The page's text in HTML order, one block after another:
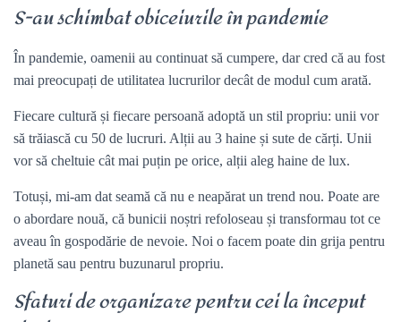
S-au schimbat obiceiurile în pandemie
În pandemie, oamenii au continuat să cumpere, dar cred că au fost
mai preocupați de utilitatea lucrurilor decât de modul cum arată.
Fiecare cultură și fiecare persoană adoptă un stil propriu: unii vor
să trăiască cu 50 de lucruri. Alții au 3 haine și sute de cărți. Unii
vor să cheltuie cât mai puțin pe orice, alții aleg haine de lux.
Totuși, mi-am dat seamă că nu e neapărat un trend nou. Poate are
o abordare nouă, că bunicii noștri refoloseau și transformau tot ce
aveau în gospodărie de nevoie. Noi o facem poate din grija pentru
planetă sau pentru buzunarul propriu.
Sfaturi de organizare pentru cei la început